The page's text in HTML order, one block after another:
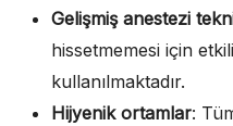
Gelişmiş anestezi
hissetmemesi için
kullanılmaktadır.
Hijyenik ortamlar: